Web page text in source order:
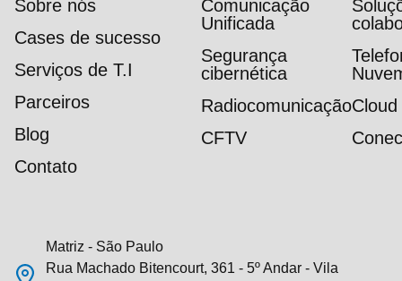
Sobre nós
Cases de sucesso
Serviços de T.I
Parceiros
Blog
Contato
Comunicação
Unificada
Segurança
cibernética
RadiocomunicaçãoCloud
CFTV
Matriz - São Paulo
Rua Machado Bitencourt, 361 - 5º Andar - Vila